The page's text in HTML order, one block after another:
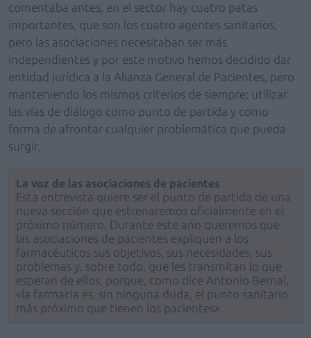
comentaba antes, en el sector hay cuatro patas
importantes, que son los cuatro agentes sanitarios,
pero las asociaciones necesitaban ser más
independientes y por este motivo hemos decidido dar
entidad jurídica a la Alianza General de Pacientes, pero
manteniendo los mismos criterios de siempre: utilizar
las vías de diálogo como punto de partida y como
forma de afrontar cualquier problemática que pueda
surgir.
La voz de las asociaciones de pacientes
Esta entrevista quiere ser el punto de partida de una
nueva sección que estrenaremos oficialmente en el
próximo número. Durante este año queremos que
las asociaciones de pacientes expliquen a los
farmacéuticos sus objetivos, sus necesidades, sus
problemas y, sobre todo, que les transmitan lo que
esperan de ellos, porque, como dice Antonio Bernal,
«la farmacia es, sin ninguna duda, el punto sanitario
más próximo que tienen los pacientes».